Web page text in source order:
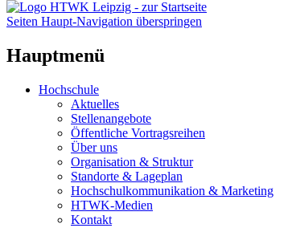
Seiten Haupt-Navigation überspringen
Hauptmenü
Hochschule
Aktuelles
Stellenangebote
Öffentliche Vortragsreihen
Über uns
Organisation & Struktur
Standorte & Lageplan
Hochschulkommunikation & Marketing
HTWK-Medien
Kontakt